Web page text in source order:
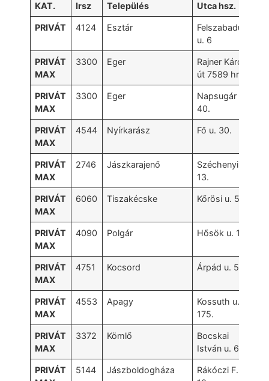
KAT. Irsz Település Utca hsz.
PRIVÁT 4124 Esztár
Felszabadulás
u. 6
PRIVÁT
MAX
3300 Eger
Rajner Károly
út 7589 hrsz.
PRIVÁT
MAX
3300 Eger
Napsugár u.
40.
PRIVÁT
MAX
4544 Nyírkarász Fő u. 30.
PRIVÁT
MAX
2746 Jászkarajenő
Széchenyi u.
13.
PRIVÁT
MAX
6060 Tiszakécske Kőrösi u. 52.
PRIVÁT
MAX
4090 Polgár Hősök u. 14.
PRIVÁT
MAX
4751 Kocsord Árpád u. 50.
PRIVÁT
MAX
4553 Apagy
Kossuth u.
175.
PRIVÁT
MAX
3372 Kömlő
Bocskai
István u. 65.
PRIVÁT
5144 Jászboldogháza
Rákóczi F. u.